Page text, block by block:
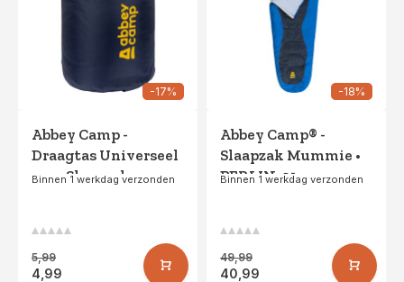
-17%
Abbey Camp -
Draagtas Universeel
voor Slaapzak -
Binnen 1 werkdag verzonden
5,99
4,99
-18%
Abbey Camp® -
Slaapzak Mummie •
BERLIN-01 •
Binnen 1 werkdag verzonden
49,99
40,99